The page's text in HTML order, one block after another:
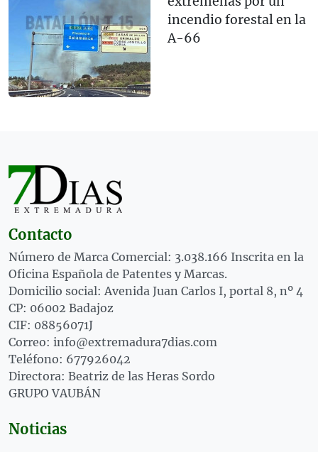
incendio forestal en la
A-66
Contacto
Número de Marca Comercial: 3.038.166 Inscrita en la
Oficina Española de Patentes y Marcas.
Domicilio social: Avenida Juan Carlos I, portal 8, nº 4
CP: 06002 Badajoz
CIF: 08856071J
Correo: info@extremadura7dias.com
Teléfono: 677926042
Directora: Beatriz de las Heras Sordo
GRUPO VAUBÁN
Noticias